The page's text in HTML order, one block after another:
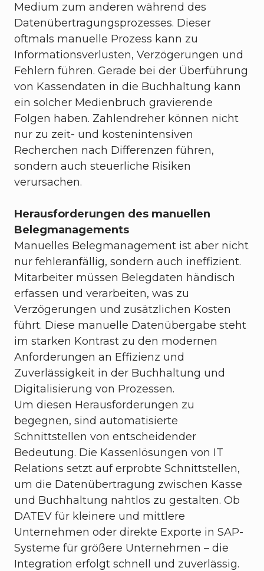
Medium zum anderen während des
Datenübertragungsprozesses. Dieser
oftmals manuelle Prozess kann zu
Informationsverlusten, Verzögerungen und
Fehlern führen. Gerade bei der Überführung
von Kassendaten in die Buchhaltung kann
ein solcher Medienbruch gravierende
Folgen haben. Zahlendreher können nicht
nur zu zeit- und kostenintensiven
Recherchen nach Differenzen führen,
sondern auch steuerliche Risiken
verursachen.
Herausforderungen des manuellen
Belegmanagements
Manuelles Belegmanagement ist aber nicht
nur fehleranfällig, sondern auch ineffizient.
Mitarbeiter müssen Belegdaten händisch
erfassen und verarbeiten, was zu
Verzögerungen und zusätzlichen Kosten
führt. Diese manuelle Datenübergabe steht
im starken Kontrast zu den modernen
Anforderungen an Effizienz und
Zuverlässigkeit in der Buchhaltung und
Digitalisierung von Prozessen.
Um diesen Herausforderungen zu
begegnen, sind automatisierte
Schnittstellen von entscheidender
Bedeutung. Die Kassenlösungen von IT
Relations setzt auf erprobte Schnittstellen,
um die Datenübertragung zwischen Kasse
und Buchhaltung nahtlos zu gestalten. Ob
DATEV für kleinere und mittlere
Unternehmen oder direkte Exporte in SAP-
Systeme für größere Unternehmen – die
Integration erfolgt schnell und zuverlässig.